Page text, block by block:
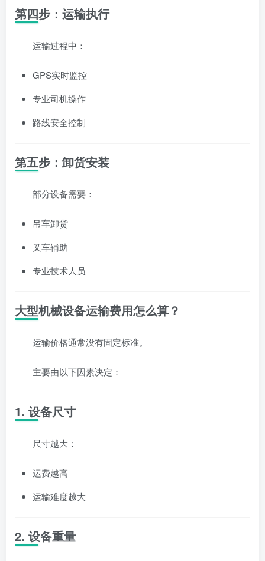
第四步：运输执行
运输过程中：
GPS实时监控
专业司机操作
路线安全控制
第五步：卸货安装
部分设备需要：
吊车卸货
叉车辅助
专业技术人员
大型机械设备运输费用怎么算？
运输价格通常没有固定标准。
主要由以下因素决定：
1. 设备尺寸
尺寸越大：
运费越高
运输难度越大
2. 设备重量